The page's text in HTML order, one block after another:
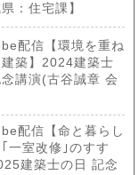
県：住宅課】
配信【環境を重ね
築】2024建築士
講演(古谷誠章 会
配信【命と暮らし
一室改修｣のすす
建築士の日 記念